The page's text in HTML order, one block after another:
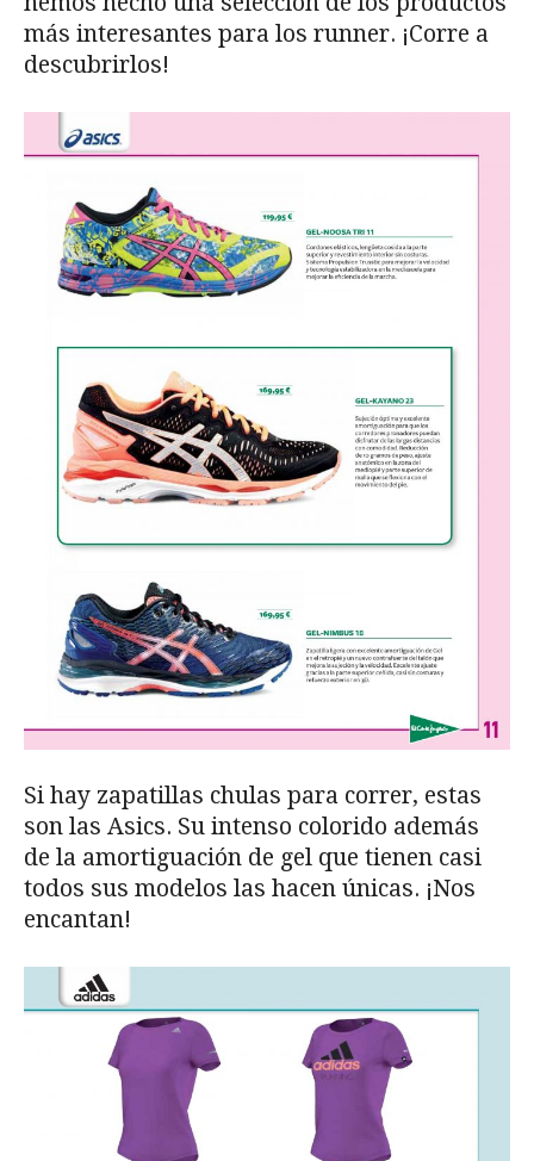
más interesantes para los runner. ¡Corre a
descubrirlos!
Si hay zapatillas chulas para correr, estas
son las Asics. Su intenso colorido además
de la amortiguación de gel que tienen casi
todos sus modelos las hacen únicas. ¡Nos
encantan!